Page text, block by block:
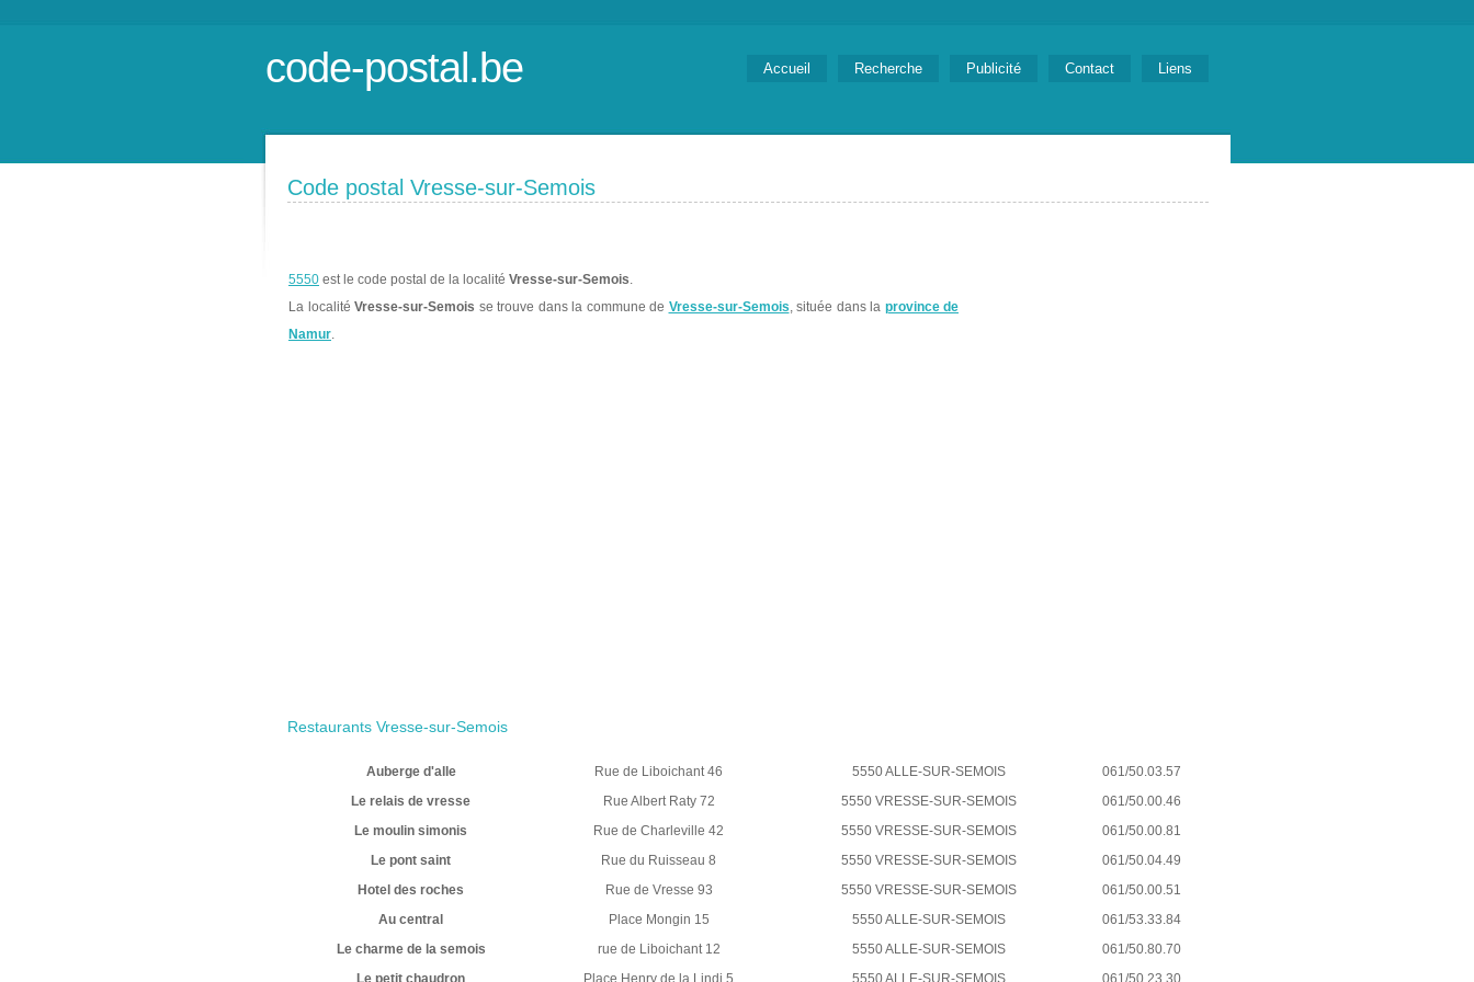
code-postal.be Accueil Recherche Publicité Contact Liens
Code postal Vresse-sur-Semois
5550 est le code postal de la localité Vresse-sur-Semois.
La localité Vresse-sur-Semois se trouve dans la commune de Vresse-sur-Semois, située dans la province de
Namur.
Restaurants Vresse-sur-Semois
Auberge d'alle Rue de Liboichant 46 5550 ALLE-SUR-SEMOIS
061/50.03.57
Le relais de vresse
Rue Albert Raty 72 5550 VRESSE-SUR-SEMOIS
061/50.00.46
Le moulin simonis
Rue de Charleville 42 5550 VRESSE-SUR-SEMOIS
061/50.00.81
Le pont saint
Rue du Ruisseau 8 5550 VRESSE-SUR-SEMOIS
061/50.04.49
Hotel des roches
Rue de Vresse 93 5550 VRESSE-SUR-SEMOIS
061/50.00.51
Au central
Place Mongin 15 5550 ALLE-SUR-SEMOIS
061/53.33.84
Le charme de la semois
rue de Liboichant 12 5550 ALLE-SUR-SEMOIS
061/50.80.70
Le petit chaudron
Place Henry de la Lindi 5 5550 ALLE-SUR-SEMOIS 061/50.23.30